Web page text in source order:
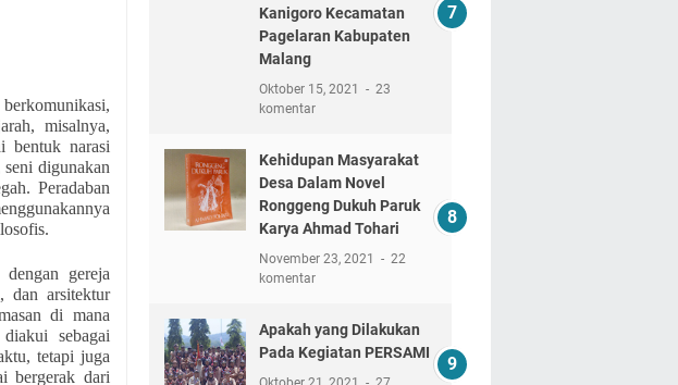
misalnya,
bentuk narasi
digunakan
Peradaban
gereja
dan arsitektur
di mana
sebagai
tetapi juga
bergerak dari
Kanigoro Kecamatan
Pagelaran Kabupaten
Malang
Oktober 15, 2021
23
komentar
Kehidupan Masyarakat
Desa Dalam Novel
Ronggeng Dukuh Paruk
Karya Ahmad Tohari
November 23, 2021
22
komentar
Apakah yang Dilakukan
Pada Kegiatan PERSAMI